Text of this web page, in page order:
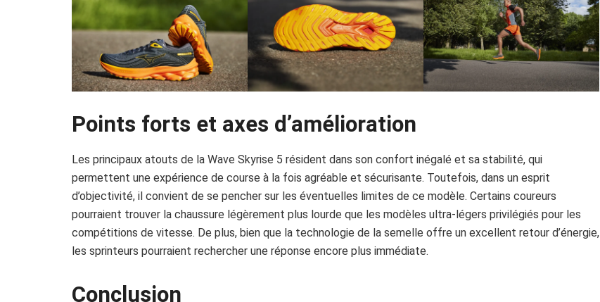
Points forts et axes d’amélioration
Les principaux atouts de la Wave Skyrise 5 résident dans son confort inégalé et sa stabilité, qui
permettent une expérience de course à la fois agréable et sécurisante. Toutefois, dans un esprit
d’objectivité, il convient de se pencher sur les éventuelles limites de ce modèle. Certains coureurs
pourraient trouver la chaussure légèrement plus lourde que les modèles ultra-légers privilégiés pour les
compétitions de vitesse. De plus, bien que la technologie de la semelle offre un excellent retour d’énergie,
les sprinteurs pourraient rechercher une réponse encore plus immédiate.
Conclusion